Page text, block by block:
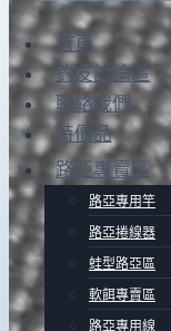
首頁
釣友討論區
聯絡我們
特價品
路亞專賣區
路亞專用竿
路亞捲線器
蛙型路亞區
軟餌專賣區
路亞專用線